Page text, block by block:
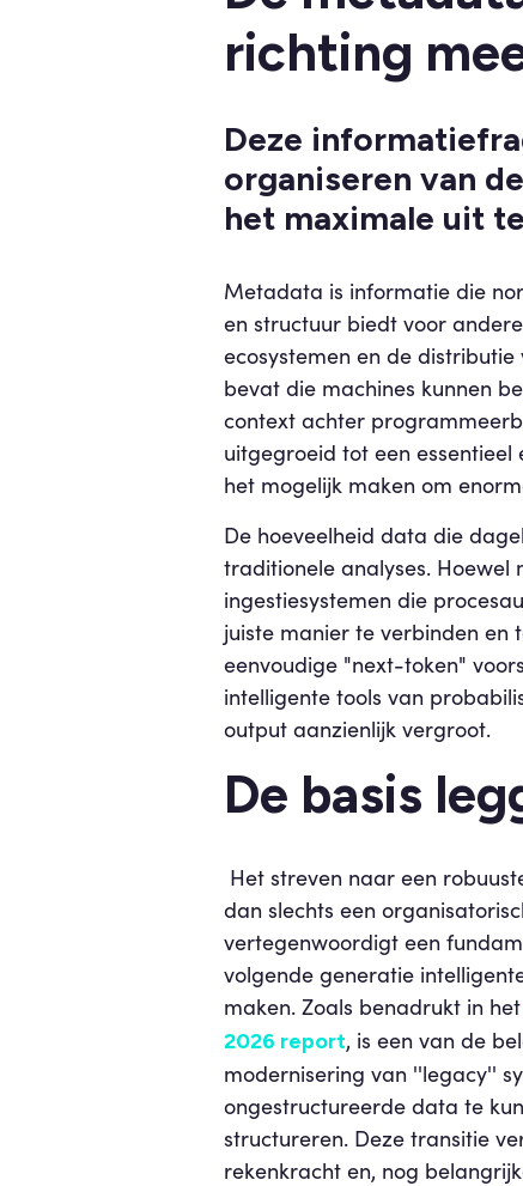
richting
Deze
organiseren van
het maximale uit
Metadata is informatie die
en structuur biedt voor
ecosystemen en de
bevat die machines kunnen
context achter
uitgegroeid tot een
het mogelijk maken om
De hoeveelheid data die
traditionele analyses.
ingestiesystemen die
juiste manier te verbinden en
eenvoudige "next-token"
intelligente tools van
output aanzienlijk vergroot.
De basis
Het streven naar een
dan slechts een
vertegenwoordigt een
volgende generatie
maken. Zoals benadrukt in het
2026 report, is een van de
modernisering van ''legacy''
ongestructureerde data te
structureren. Deze transitie
rekenkracht en, nog